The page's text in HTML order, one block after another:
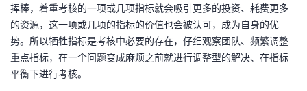
挥棒，着重考核的一项或几项指标就会吸引更多的投资、耗费更多
的资源，这一项或几项的指标的价值也会被认可，成为自身的优
势。 所以牺牲指标是考核中必要的存在，仔细观察团队、 频繁调整
重点指标，在一个问题变成麻烦之前就进行调整型的解决、在指标
平衡下进行考核。